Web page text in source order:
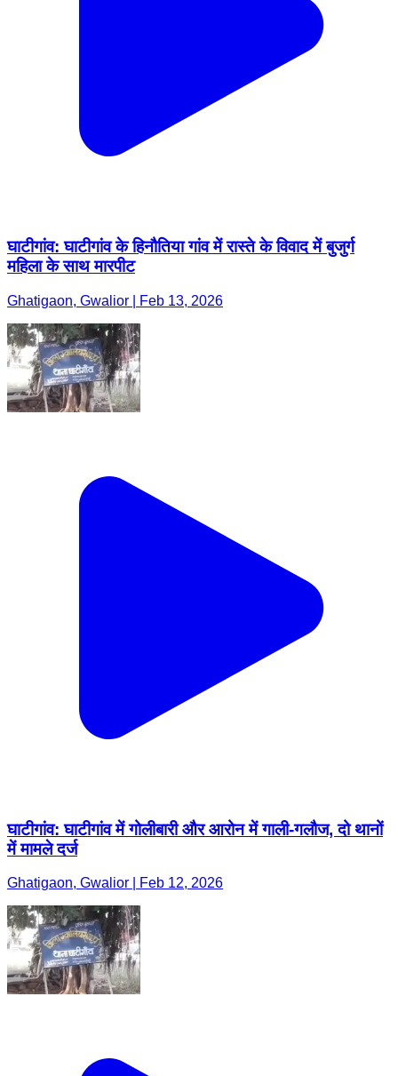
घाटीगांव: घाटीगांव के हिनौतिया गांव में रास्ते के विवाद में बुजुर्ग
महिला के साथ मारपीट
Ghatigaon, Gwalior | Feb 13, 2026
घाटीगांव: घाटीगांव में गोलीबारी और आरोन में गाली-गलौज, दो थानों
में मामले दर्ज
Ghatigaon, Gwalior | Feb 12, 2026